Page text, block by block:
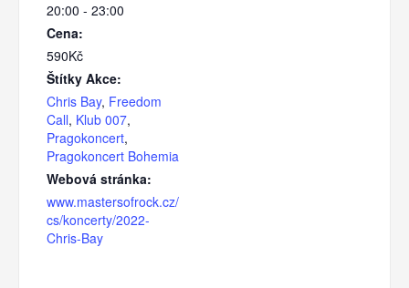
20:00 - 23:00
Cena:
590Kč
Štítky Akce:
Chris Bay, Freedom
Call, Klub 007,
Pragokoncert,
Pragokoncert Bohemia
Webová stránka:
www.mastersofrock.cz/
cs/koncerty/2022-
Chris-Bay